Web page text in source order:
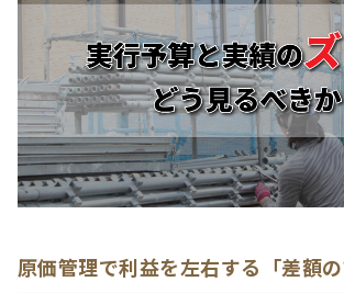
原価管理で利益を左右する「差額の